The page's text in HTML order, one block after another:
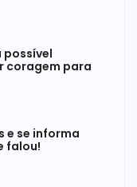
possível
coragem para
e se informa
falou!